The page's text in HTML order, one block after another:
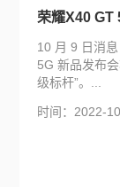
10 月 9 日消
5G 新品发布
级标杆”。...
时间：2022-